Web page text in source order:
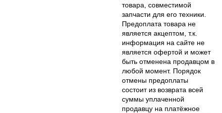
товара, совместимой
запчасти для его техники.
Предоплата товара не
является акцептом, т.к.
информация на сайте не
является офертой и может
быть отменена продавцом в
любой момент. Порядок
отмены предоплаты
состоит из возврата всей
суммы уплаченной
продавцу на платёжное